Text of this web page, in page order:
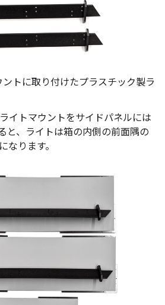
ントに取り付けたプラスチック製ラ
イトマウントをサイドパネルには
と、ライトは箱の内側の前面隅の
なります。